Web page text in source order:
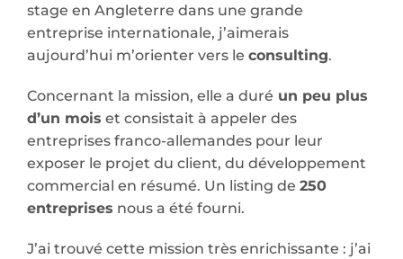
stage en Angleterre dans une grande
entreprise internationale, j’aimerais
aujourd’hui m’orienter vers le consulting.
Concernant la mission, elle a duré un peu plus
d’un mois et consistait à appeler des
entreprises franco-allemandes pour leur
exposer le projet du client, du développement
commercial en résumé. Un listing de 250
entreprises nous a été fourni.
J’ai trouvé cette mission très enrichissante : j’ai